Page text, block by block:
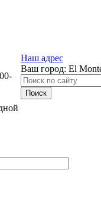
Наш адрес
Ваш город: El